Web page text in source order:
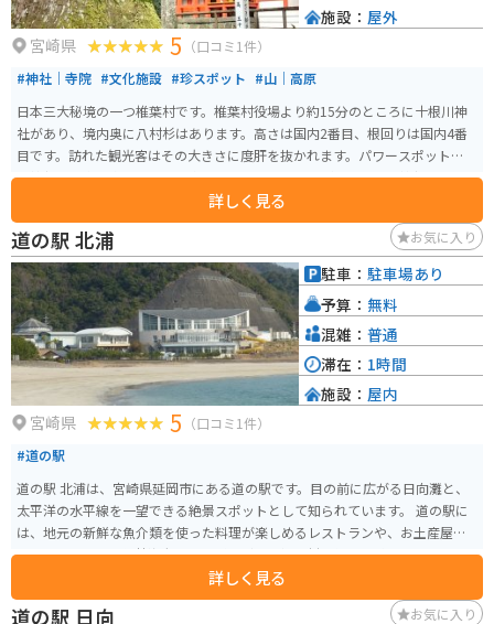
宮崎県 5 （口コミ1件）
#神社｜寺院 #文化施設 #珍スポット #山｜高原
日本三大秘境の一つ椎葉村です。椎葉村役場より約15分のところに十根川神
社があり、境内奥に八村杉はあります。高さは国内2番目、根回りは国内4番
目です。訪れた観光客はその大きさに度肝を抜かれます。パワースポットであ
る神社の境内に身を置くと心身をリセットすることができます。神社のすぐ
向かい側には十根川重要伝統的建造物群保存地区があります。
詳しく見る
施設： 屋外
道の駅 北浦 お気に入り
宮崎県 5 （口コミ1件）
#道の駅
道の駅 北浦は、宮崎県延岡市にある道の駅です。目の前に広がる日向灘と、
太平洋の水平線を一望できる絶景スポットとして知られています。 道の駅に
は、地元の新鮮な魚介類を使った料理が楽しめるレストランや、お土産屋が
あります。特に、伊勢海老やアワビなどの高級食材を使った料理はおすすめ
です。また、地元でとれた新鮮な野菜や果物なども販売されています。 バイ
クで訪れる場合、道の駅には広い駐車場が完備されているので安心して駐車
詳しく見る
駐車： 駐車場あり
予算： 無料
混雑： 普通
滞在： 1時間
施設： 屋内
道の駅 日向 お気に入り